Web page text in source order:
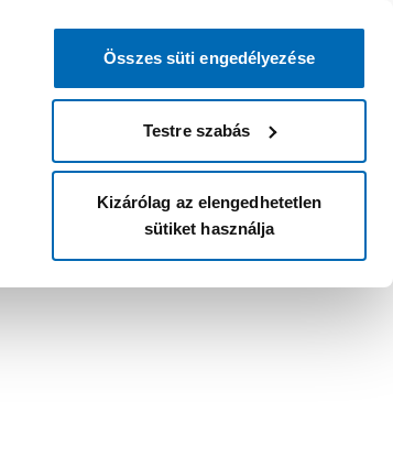
Összes süti engedélyezése
Testre szabás
Kizárólag az elengedhetetlen
sütiket használja